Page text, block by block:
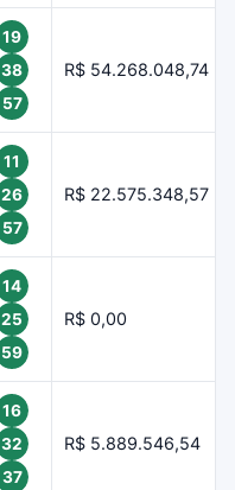
19
38
57
R$ 54.268.048,74
11
26
57
R$ 22.575.348,57
14
25
59
R$ 0,00
16
32
37
R$ 5.889.546,54